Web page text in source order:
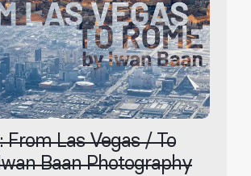
From Las Vegas / To
Baan Photography